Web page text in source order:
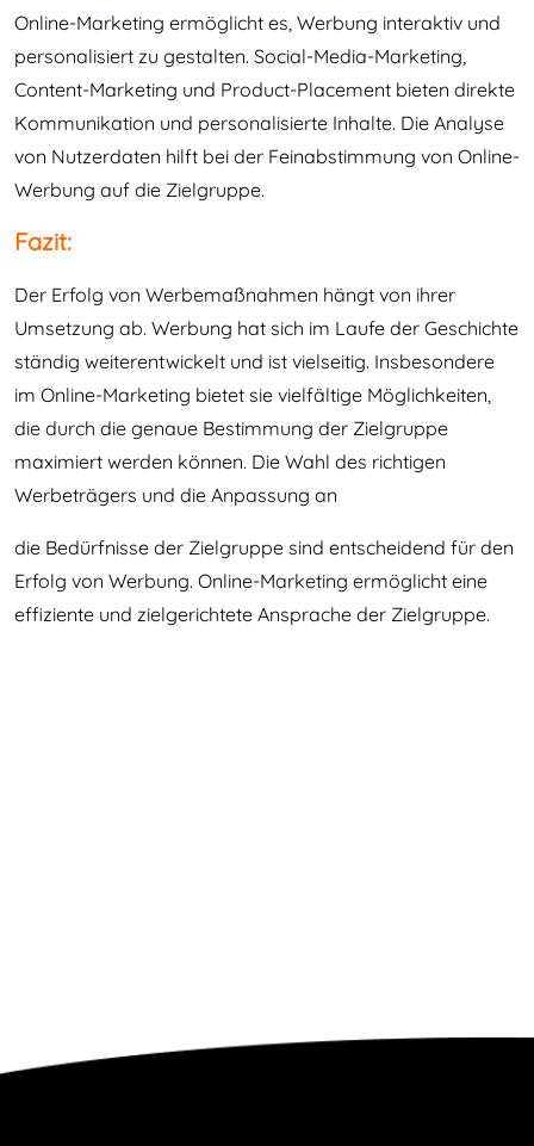
Online-Marketing ermöglicht es, Werbung interaktiv und
personalisiert zu gestalten. Social-Media-Marketing,
Content-Marketing und Product-Placement bieten direkte
Kommunikation und personalisierte Inhalte. Die Analyse
von Nutzerdaten hilft bei der Feinabstimmung von Online-
Werbung auf die Zielgruppe.
Fazit:
Der Erfolg von Werbemaßnahmen hängt von ihrer
Umsetzung ab. Werbung hat sich im Laufe der Geschichte
ständig weiterentwickelt und ist vielseitig. Insbesondere
im Online-Marketing bietet sie vielfältige Möglichkeiten,
die durch die genaue Bestimmung der Zielgruppe
maximiert werden können. Die Wahl des richtigen
Werbeträgers und die Anpassung an
die Bedürfnisse der Zielgruppe sind entscheidend für den
Erfolg von Werbung. Online-Marketing ermöglicht eine
effiziente und zielgerichtete Ansprache der Zielgruppe.